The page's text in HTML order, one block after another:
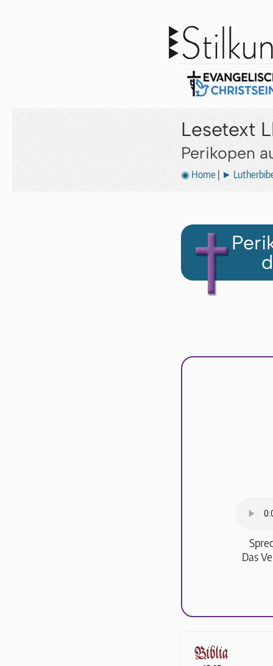
Lesetext
Perikopen
◉ Home ►
Das